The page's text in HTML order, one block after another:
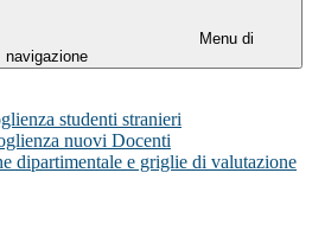
Menu di
navigazione
studenti stranieri
nuovi Docenti
dipartimentale e griglie di valutazione